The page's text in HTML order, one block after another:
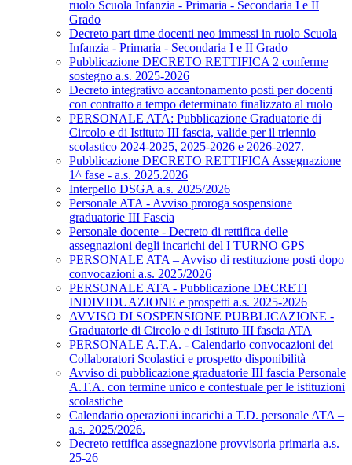
ruolo Scuola Infanzia - Primaria - Secondaria I e II
Grado
Decreto part time docenti neo immessi in ruolo Scuola
Infanzia - Primaria - Secondaria I e II Grado
Pubblicazione DECRETO RETTIFICA 2 conferme
sostegno a.s. 2025-2026
Decreto integrativo accantonamento posti per docenti
con contratto a tempo determinato finalizzato al ruolo
PERSONALE ATA: Pubblicazione Graduatorie di
Circolo e di Istituto III fascia, valide per il triennio
scolastico 2024-2025, 2025-2026 e 2026-2027.
Pubblicazione DECRETO RETTIFICA Assegnazione
1^ fase - a.s. 2025.2026
Interpello DSGA a.s. 2025/2026
Personale ATA - Avviso proroga sospensione
graduatorie III Fascia
Personale docente - Decreto di rettifica delle
assegnazioni degli incarichi del I TURNO GPS
PERSONALE ATA – Avviso di restituzione posti dopo
convocazioni a.s. 2025/2026
PERSONALE ATA - Pubblicazione DECRETI
INDIVIDUAZIONE e prospetti a.s. 2025-2026
AVVISO DI SOSPENSIONE PUBBLICAZIONE -
Graduatorie di Circolo e di Istituto III fascia ATA
PERSONALE A.T.A. - Calendario convocazioni dei
Collaboratori Scolastici e prospetto disponibilità
Avviso di pubblicazione graduatorie III fascia Personale
A.T.A. con termine unico e contestuale per le istituzioni
scolastiche
Calendario operazioni incarichi a T.D. personale ATA –
a.s. 2025/2026.
Decreto rettifica assegnazione provvisoria primaria a.s.
25-26